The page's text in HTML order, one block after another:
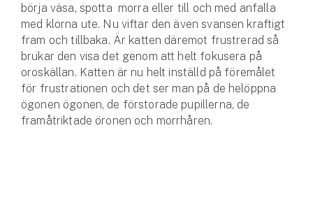
börja väsa, spotta morra eller till och med anfalla
med klorna ute. Nu viftar den även svansen kraftigt
fram och tillbaka. Är katten däremot frustrerad så
brukar den visa det genom att helt fokusera på
oroskällan. Katten är nu helt inställd på föremålet
för frustrationen och det ser man på de helöppna
ögonen ögonen, de förstorade pupillerna, de
framåtriktade öronen och morrhåren.